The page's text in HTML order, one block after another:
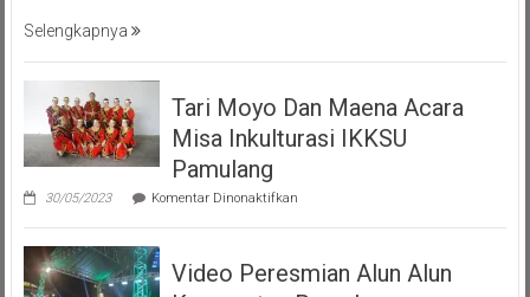
Ichsan,
Giat
Tangsel
Selengkapnya
Tari Moyo Dan Maena Acara
Misa Inkulturasi IKKSU
Pamulang
30/05/2023 Komentar Dinonaktifkanpada
Moyo
Maena
Video Peresmian Alun Alun